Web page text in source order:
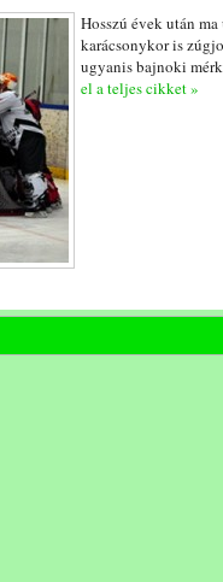
Hosszú évek után
karácsonykor is
ugyanis bajnoki
el a teljes cikket »